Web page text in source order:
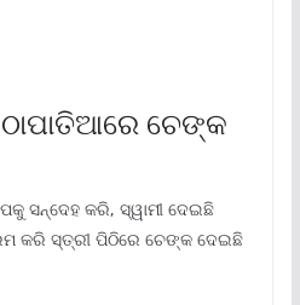
ଚେଙ୍କ
ସନ୍ଦେହ କରି, ସ୍ୱାମୀ ଦେଇଛି
କରି ସ୍ତ୍ରୀ ପିଠିରେ ଚେଙ୍କ ଦେଇଛି